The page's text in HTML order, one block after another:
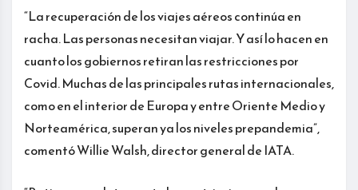
“La recuperación de los viajes aéreos continúa en
racha. Las personas necesitan viajar. Y así lo hacen en
cuanto los gobiernos retiran las restricciones por
Covid. Muchas de las principales rutas internacionales,
como en el interior de Europa y entre Oriente Medio y
Norteamérica, superan ya los niveles prepandemia”,
comentó Willie Walsh, director general de IATA.